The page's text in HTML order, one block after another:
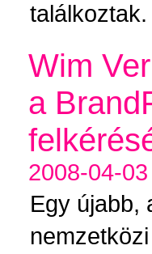
találkoztak.
Wim
a
2008-04-
Egy újabb,